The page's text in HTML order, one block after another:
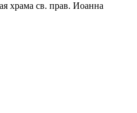
храма св. прав. Иоанна